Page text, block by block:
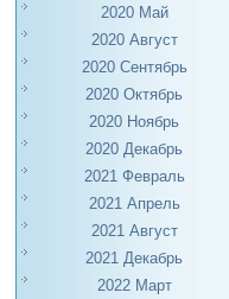
2020 Май
2020 Август
2020 Сентябрь
2020 Октябрь
2020 Ноябрь
2020 Декабрь
2021 Февраль
2021 Апрель
2021 Август
2021 Декабрь
2022 Март